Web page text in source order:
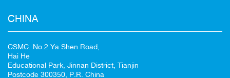
CHINA
CSMC. No.2 Ya Shen Road,
Hai He
Educational Park, Jinnan District, Tianjin
Postcode 300350, P.R. China